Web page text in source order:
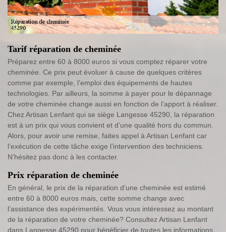
Tarif réparation de cheminée
Préparez entre 60 à 8000 euros si vous comptez réparer votre
cheminée. Ce prix peut évoluer à cause de quelques critères
comme par exemple, l’emploi des équipements de hautes
technologies. Par ailleurs, la somme à payer pour le dépannage
de votre cheminée change aussi en fonction de l’apport à réaliser.
Chez Artisan Lenfant qui se siège Langesse 45290, la réparation
est à un prix qui vous convient et d’une qualité hors du commun.
Alors, pour avoir une remise, faites appel à Artisan Lenfant car
l’exécution de cette tâche exige l’intervention des techniciens.
N’hésitez pas donc à les contacter.
Prix réparation de cheminée
En général, le prix de la réparation d’une cheminée est estimé
entre 60 à 8000 euros mais, cette somme change avec
l’assistance des expérimentés. Vous vous intéressez au montant
de la réparation de votre cheminée? Consultez Artisan Lenfant
dans Langesse 45290 pour bénéficier de toutes les informations